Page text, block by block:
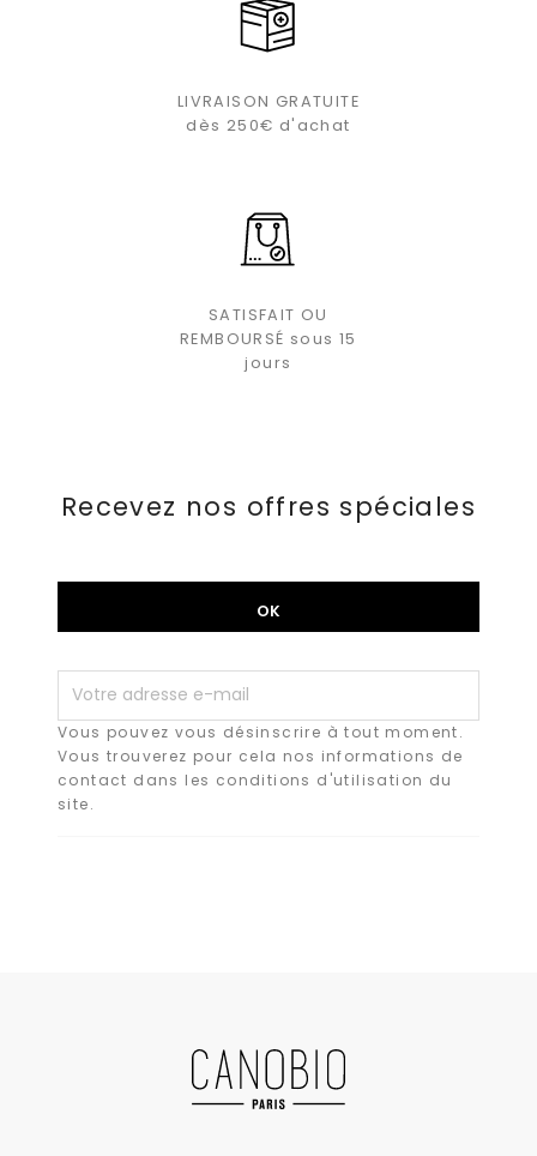
LIVRAISON GRATUITE
dès 250€ d'achat
SATISFAIT OU
REMBOURSÉ sous 15
jours
Recevez nos offres spéciales
Vous pouvez vous désinscrire à tout moment.
Vous trouverez pour cela nos informations de
contact dans les conditions d'utilisation du
site.